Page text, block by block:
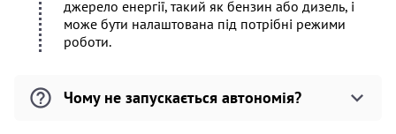
джерело енергії, такий як бензин або дизель, і
може бути налаштована під потрібні режими
роботи.
Чому не запускається автономія?